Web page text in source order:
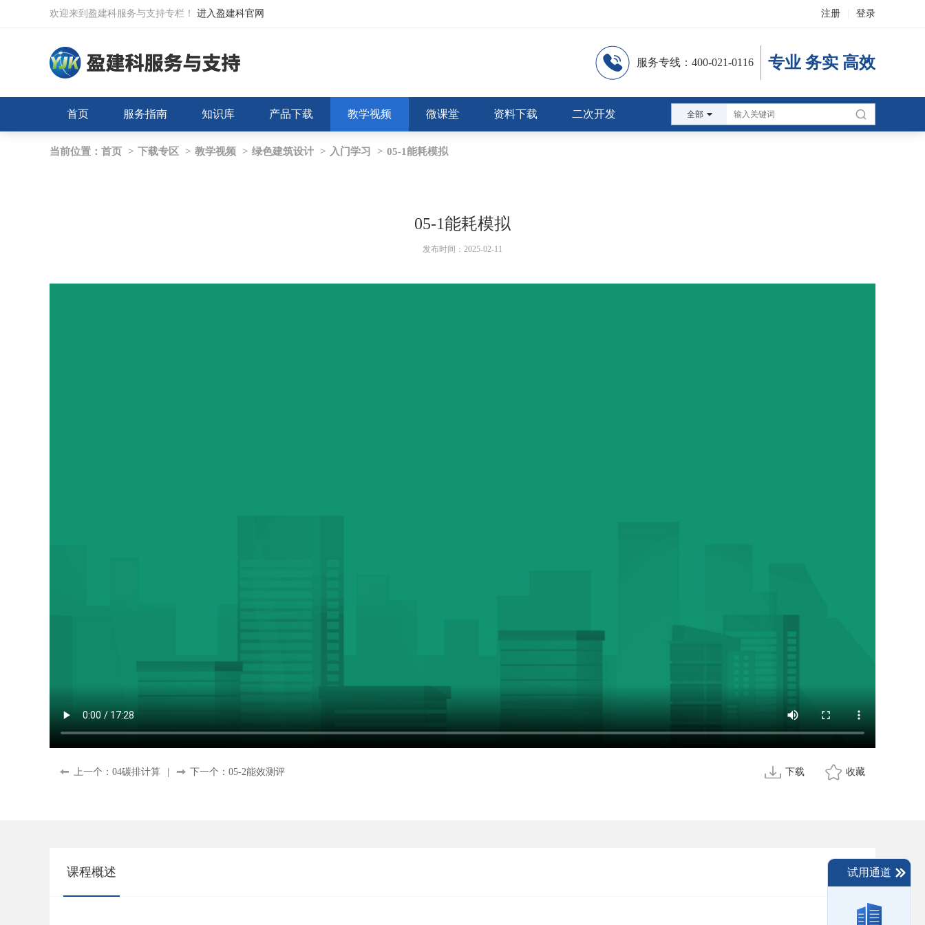
欢迎来到盈建科服务与支持专栏！ 进入盈建科官网 注册 登录
服务专线：400-021-0116 专业 务实 高效
首页 服务指南 知识库 产品下载 教学视频 微课堂 资料下载 二次开发 全部
当前位置： 首页 > 下载专区 > 教学视频 > 绿色建筑设计 > 入门学习 > 05-1能耗模拟
05-1能耗模拟
发布时间：2025-02-11
上一个：04碳排计算 下一个：05-2能效测评 下载 收藏
课程概述 试用通道